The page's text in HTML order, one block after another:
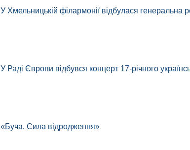
У Хмельницькій філармонії відбулася генеральна
У Раді Європи відбувся концерт 17-річного
«Буча. Сила відродження»